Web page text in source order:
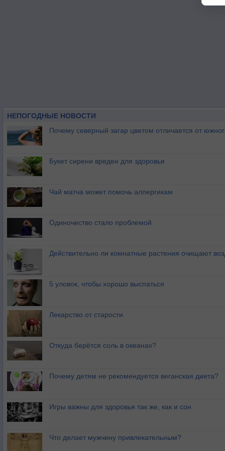
НЕПОГОДНЫЕ НОВОСТИ
Почему северный загар цветом отличается от
Букет сирени вреден для здоровья
Чай матча может помочь аллергикам
Одиночество стало проблемой
Действительно ли комнатные растения очищают
5 уловок, чтобы хорошо выспаться
Лекарство от старости
Откуда берётся соль в океанах?
Почему детям не рекомендуется веганская диета?
Игры важны для здоровья так же, как и сон
Что делает мужчину привлекательным?